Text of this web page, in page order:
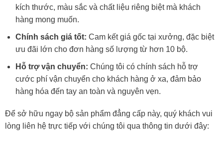
kích thước, màu sắc và chất liệu riêng biệt mà khách
hàng mong muốn.
Chính sách giá tốt: Cam kết giá gốc tại xưởng, đặc biệt
ưu đãi lớn cho đơn hàng số lượng từ hơn 10 bộ.
Hỗ trợ vận chuyển: Chúng tôi có chính sách hỗ trợ
cước phí vận chuyển cho khách hàng ở xa, đảm bảo
hàng hóa đến tay an toàn và nguyên vẹn.
Để sở hữu ngay bộ sản phẩm đẳng cấp này, quý khách vui
lòng liên hệ trực tiếp với chúng tôi qua thông tin dưới đây: